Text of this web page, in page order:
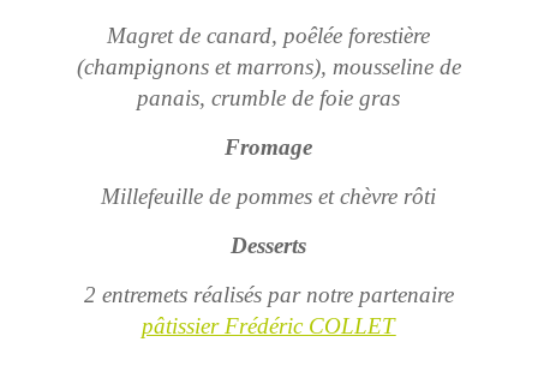
Magret de canard, poêlée forestière
(champignons et marrons), mousseline de
panais, crumble de foie gras
Fromage
Millefeuille de pommes et chèvre rôti
Desserts
2 entremets réalisés par notre partenaire
pâtissier Frédéric COLLET